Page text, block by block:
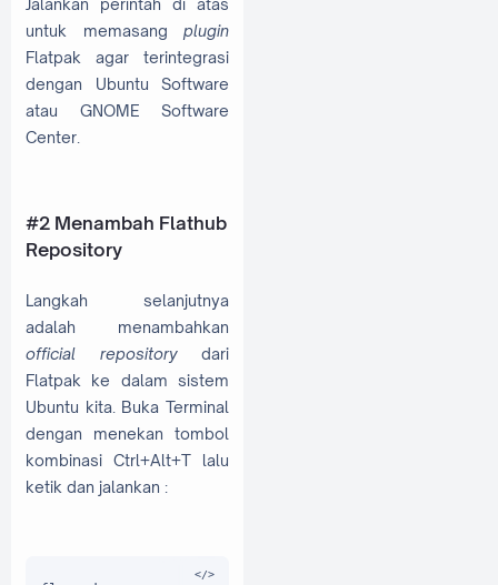
Jalankan perintah di atas
untuk memasang plugin
Flatpak agar terintegrasi
dengan Ubuntu Software
atau GNOME Software
Center.
#2 Menambah Flathub
Repository
Langkah selanjutnya
adalah menambahkan
official repository dari
Flatpak ke dalam sistem
Ubuntu kita. Buka Terminal
dengan menekan tombol
kombinasi Ctrl+Alt+T lalu
ketik dan jalankan :